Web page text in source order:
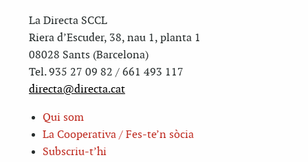
La Directa SCCL
Riera d’Escuder, 38, nau 1, planta 1
08028 Sants (Barcelona)
Tel. 935 27 09 82 / 661 493 117
directa@directa.cat
Qui som
La Cooperativa / Fes-te’n sòcia
Subscriu-t’hi